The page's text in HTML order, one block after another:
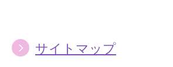
サイトマップ